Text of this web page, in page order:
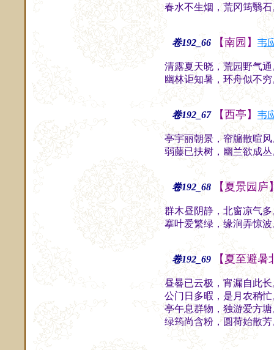
春水不生烟，荒冈筠翳
卷192_66 【南园】 韦
清露夏天晓，荒园野气
幽林讵知暑，环舟似不
卷192_67 【西亭】 韦
亭宇丽朝景，帘牖散暄
弱藤已扶树，幽兰欲成
卷192_68 【夏景园庐
群木昼阴静，北窗凉气
搴叶爱繁绿，缘涧弄惊
卷192_69 【夏至避暑
昼晷已云极，宵漏自此
公门日多暇，是月农稍
亭午息群物，独游爱方
绿筠尚含粉，圆荷始散